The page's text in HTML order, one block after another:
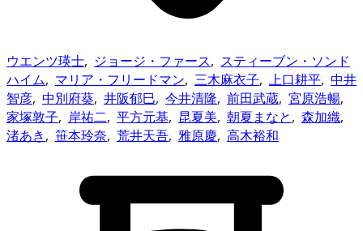
ウエンツ瑛士, ジョージ・ファース, スティーブン・ソンド
ハイム, マリア・フリードマン, 三木麻衣子, 上口耕平, 中井
智彦, 中別府葵, 井阪郁巳, 今井清隆, 前田武蔵, 宮原浩暢,
家塚敦子, 岸祐二, 平方元基, 昆夏美, 朝夏まなと, 森加織,
渚あき, 笹本玲奈, 荒井天吾, 雅原慶, 高木裕和